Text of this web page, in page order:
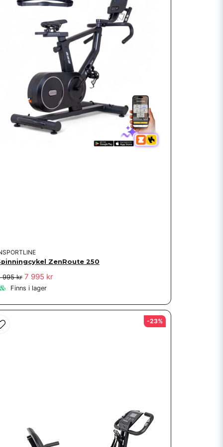
ZenRoute 250
995 kr 7 995 kr
Finns i lager
-23%